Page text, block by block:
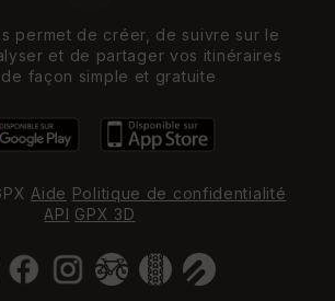
permet de créer, de suivre sur le
et de partager vos itinéraires
de façon simple et gratuite
Aide Politique de confidentialité
API GPX 3D